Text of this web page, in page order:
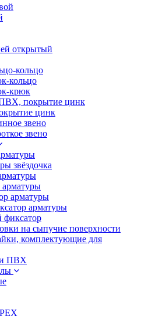
открытый
кольцо
кольцо
крюк
покрытие цинк
цинк
звено
звено
звёздочка
арматуры
арматуры
арматуры
на сыпучие поверхности
комплектующие для
ПВХ